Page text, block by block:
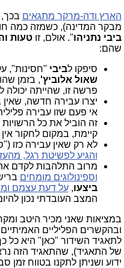
הארץ ודה-מרקר מתגאים
מבקר המדינה), כשמזה כמה
ביבי נתניהו". אולם, זוטעות
שהם:
סיפקו לביבי "חסינות",
שאול אלוביץ', בזמן
פרשה זו, שהייתה יכולה
יצרו עבירה חדשה,
אי פעם שזו עבירה
זה הוביל את כל
קיימת, במקום לחקור
לא רק שאין עבירה כזו
והגיע לפשיטת רגל,
מרוב התלהבות לקדם
וספינולוגים מומחים
ביצעו,על דעת עצמם
המצב העובדתי נכון
במציאות שאני מכיר היטב
ובהקשרים הפליליים
לתאגיד השידור "כאן" היא
של התאגיד), שהתאגיד הזה
ידוע ושניתן לתקנו בטווח זמן